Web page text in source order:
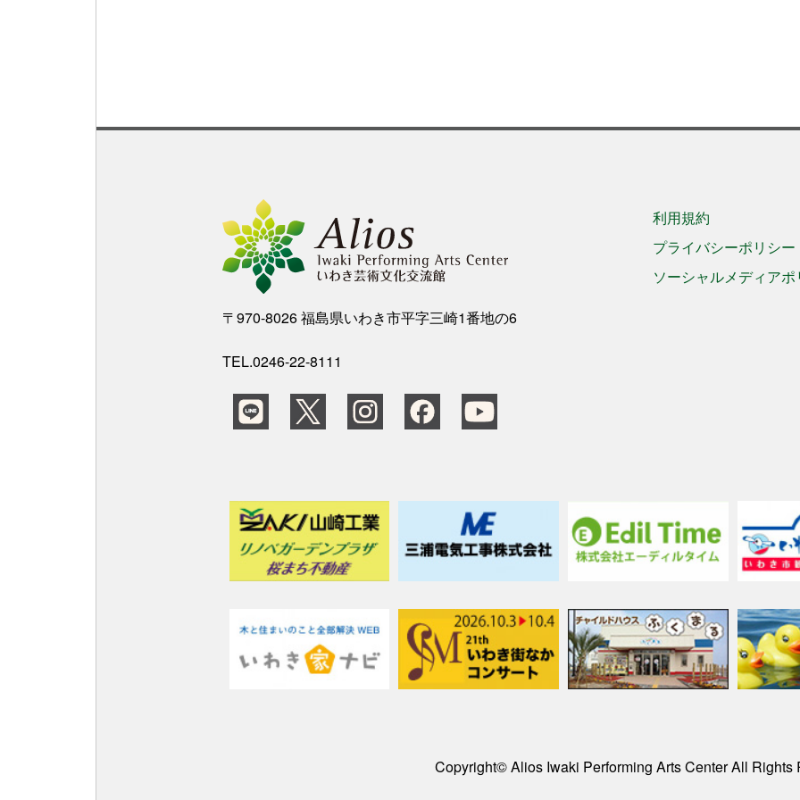
〒970-8026 福島県いわき市平字三崎1番地の6
TEL.0246-22-8111
利用規約
プライバシーポリシー
ソーシャルメディア
Copyright© Alios Iwaki Performing Arts Center All Rights